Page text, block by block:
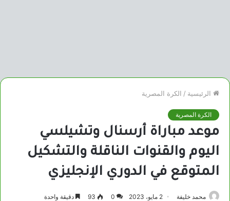
الرئيسية / الكرة المصرية
الكرة المصرية
موعد مباراة أرسنال وتشيلسي
اليوم والقنوات الناقلة والتشكيل
المتوقع في الدوري الإنجليزي
محمد خليفة 2 مايو، 2023 0
93 دقيقة واحدة